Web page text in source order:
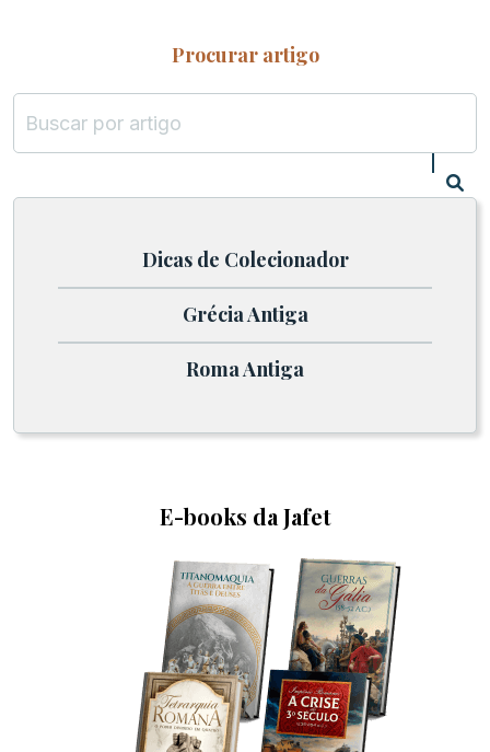
Procurar artigo
Dicas de Colecionador
Grécia Antiga
Roma Antiga
E-books da Jafet